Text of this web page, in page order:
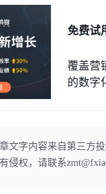
免费试
覆盖营
的数字
文字内容来自第三方
侵权，请联系